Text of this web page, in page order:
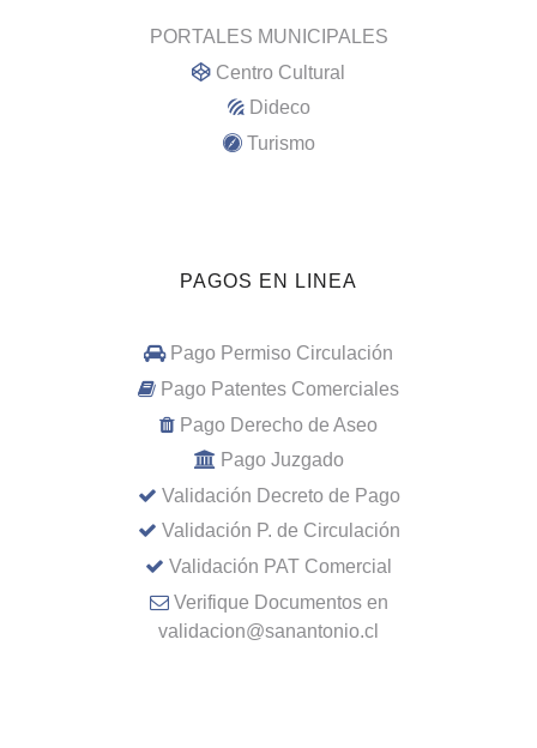
PORTALES MUNICIPALES
Centro Cultural
Dideco
Turismo
PAGOS EN LINEA
Pago Permiso Circulación
Pago Patentes Comerciales
Pago Derecho de Aseo
Pago Juzgado
Validación Decreto de Pago
Validación P. de Circulación
Validación PAT Comercial
Verifique Documentos en
validacion@sanantonio.cl